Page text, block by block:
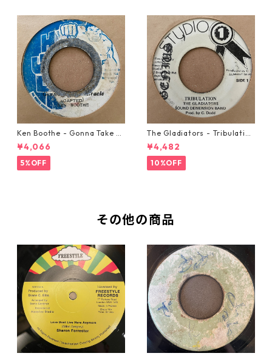
Ken Boothe - Gonna Take A
Miracle【7-21362】
¥4,066
5%OFF
The Gladiators - Tribulation
【7-21365】
¥4,482
10%OFF
その他の商品